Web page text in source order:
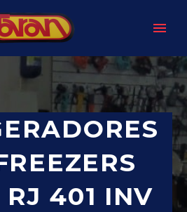
RJ 401 INV